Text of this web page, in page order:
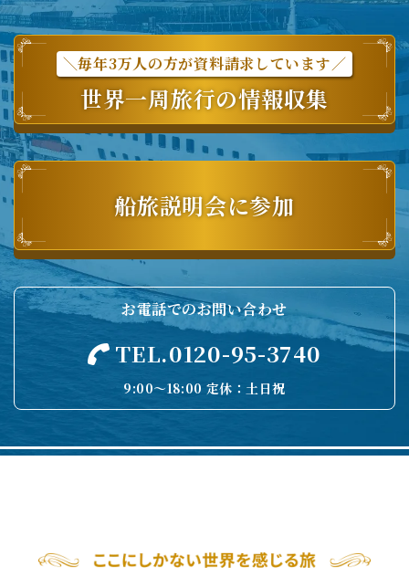
＼毎年3万人の方が資料請求しています／
世界一周旅行の情報収集
船旅説明会に参加
お電話でのお問い合わせ
TEL.0120-95-3740
9:00〜18:00 定休：土日祝